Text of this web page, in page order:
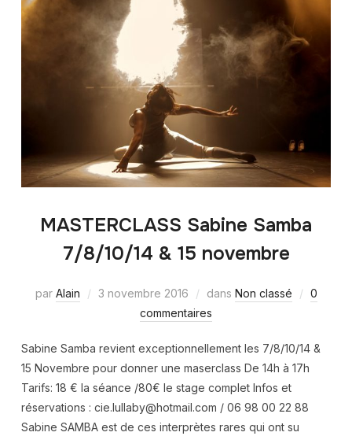
MASTERCLASS Sabine Samba
7/8/10/14 & 15 novembre
par Alain 3 novembre 2016 dans Non classé
0
commentaires
Sabine Samba revient exceptionnellement les 7/8/10/14 &
15 Novembre pour donner une maserclass De 14h à 17h
Tarifs: 18 € la séance /80€ le stage complet Infos et
réservations : cie.lullaby@hotmail.com / 06 98 00 22 88
Sabine SAMBA est de ces interprètes rares qui ont su